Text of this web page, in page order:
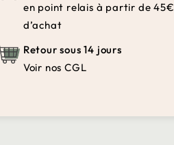
en point relais à partir de 45€
d’achat
Retour sous 14 jours
Voir nos CGL